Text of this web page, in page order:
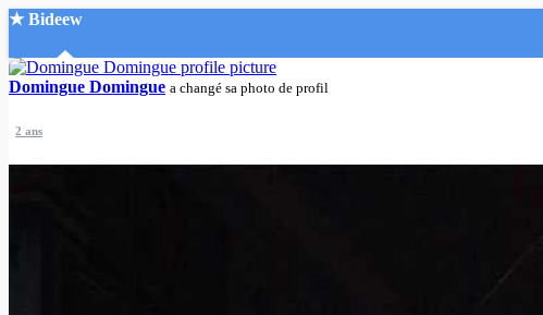
★ Bideew
Accueil
Domingue Domingue a changé sa photo de profil
2 ans